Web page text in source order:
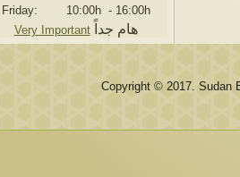
Friday: 10:00h - 16:00h
Very Important
هام جداً
Copyright © 2017. Sudan